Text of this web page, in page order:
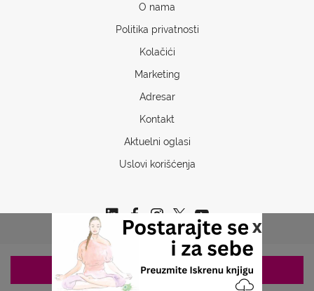
x
O nama
Politika privatnosti
Kolačići
Marketing
Adresar
Kontakt
Aktuelni oglasi
Uslovi korišćenja
Copyrights © 2026 Sva prava www.stetoskop.info
ZAKAZIVANJE 063/687-460